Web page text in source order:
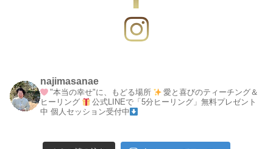
najimasanae
"本当の幸せ"に、もどる場所
愛と喜びのティーチング＆
ヒーリング
公式LINEで「5分ヒーリング」無料プレゼント
中 個人セッション受付中